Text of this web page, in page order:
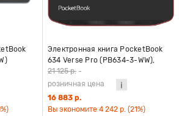
Электронная книга PocketBook
634 Verse Pro (PB634-3-WW),
красный
21 125 р. -
розничная цена
16 883 р.
Вы экономите 4 242 р. (21%)